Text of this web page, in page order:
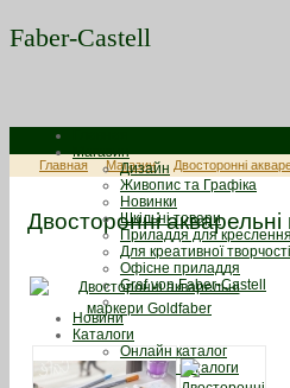
Faber-Castell
Магазин
Дизайн
Живопис та Графіка
Новинки
Шкільні товари
Приладдя для креслення
Для креативної
Офісне приладдя
Graf von Faber-Castell
Новини
Каталоги
Онлайн каталог
Скачати каталоги
Главная Магазин Двосторонні
Двосторонні